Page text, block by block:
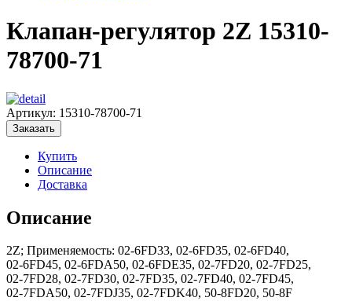
Клапан-регулятор 2Z 15310-
78700-71
Артикул: 15310-78700-71
Заказать
Купить
Описание
Доставка
Описание
2Z; Применяемость: 02‑6FD33, 02‑6FD35, 02‑6FD40,
02‑6FD45, 02‑6FDA50, 02‑6FDE35, 02‑7FD20, 02‑7FD25,
02‑7FD28, 02‑7FD30, 02‑7FD35, 02‑7FD40, 02‑7FD45,
02‑7FDA50, 02‑7FDJ35, 02‑7FDK40, 50‑8FD20, 50‑8F